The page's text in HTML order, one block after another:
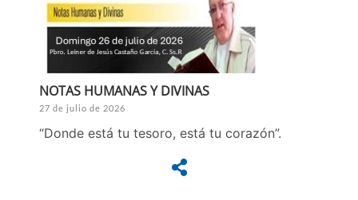
NOTAS HUMANAS Y DIVINAS
27 de julio de 2026
“Donde está tu tesoro, está tu corazón”.